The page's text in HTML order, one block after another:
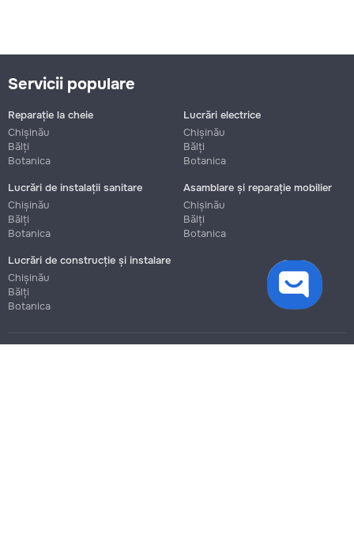
Servicii populare
Reparație la cheie
Chișinău
Bălți
Botanica
Lucrări electrice
Chișinău
Bălți
Botanica
Lucrări de instalații sanitare
Chișinău
Bălți
Botanica
Asamblare și reparație mobilier
Chișinău
Bălți
Botanica
Lucrări de construcție și instalare
Chișinău
Bălți
Botanica